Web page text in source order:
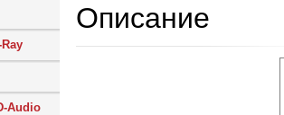
Audio
Описание